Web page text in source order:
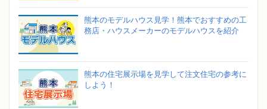
熊本のモデルハウス見学！熊本でおすすめの工
務店・ハウスメーカーのモデルハウスを紹介
熊本の住宅展示場を見学して注文住宅の参考に
しよう！